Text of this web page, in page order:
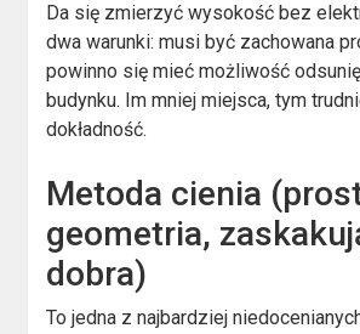
Da się zmierzyć wysokość bez
dwa warunki: musi być zachowana
powinno się mieć możliwość
budynku. Im mniej miejsca, tym
dokładność.
Metoda cienia
geometria,
dobra)
To jedna z najbardziej